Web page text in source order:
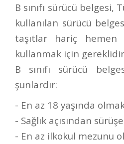
B sınıfı sürücü belgesi,
kullanılan sürücü
taşıtlar hariç
kullanmak için
B sınıfı sürücü
şunlardır:
- En az 18 yaşında
- Sağlık açısından
- En az ilkokul mezunu